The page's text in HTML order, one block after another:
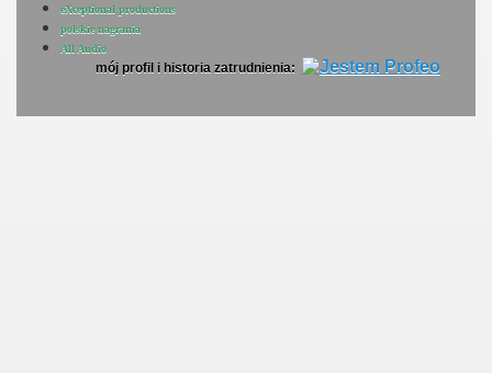
eXceptional productions
polskie nagrania
All Audio
mój profil i historia zatrudnienia: